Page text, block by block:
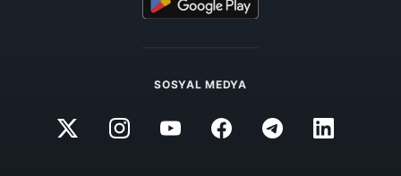
SOSYAL MEDYA